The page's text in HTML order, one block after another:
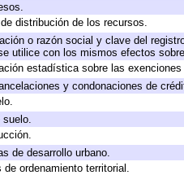
distribución de los recursos.
o razón social y clave del
utilice con los mismos efectos
estadística sobre las
y condonaciones de
suelo.
de desarrollo urbano.
ordenamiento territorial.